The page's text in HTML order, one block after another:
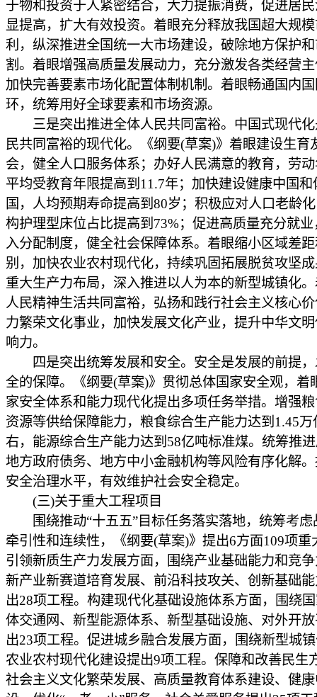
于物和投资于人紧密结合，大力提振消费，促进居
显提高，扩大有效投资。着眼充分释放我国超大规
利，纵深推进全国统一大市场建设，破除地方保护
割。着眼增强高质量发展动力，充分激发各类经营
加快完善要素市场化配置体制机制。着眼畅通国内
环，统筹用好全球要素和市场资源。
三是突出推进全体人民共同富裕。中国式现代化
民共同富裕的现代化。《纲要(草案)》着眼建设生育
会，健全人口服务体系；办好人民满意的教育，劳
平均受教育年限提高到11.7年；加快建设健康中国和
国，人均预期寿命提高到80岁；积极应对人口老龄
构护理型床位占比提高到73%；促进高质量充分就
入分配制度，健全社会保障体系。着眼缩小区域差
别，加快农业农村现代化，持续巩固拓展脱贫攻坚
重大生产力布局，深入推进以人为本的新型城镇化
人民精神生活共同富裕，弘扬和践行社会主义核心
力繁荣文化事业，加快发展文化产业，提升中华文
响力。
四是突出统筹发展和安全。安全是发展的前提，
全的保障。《纲要(草案)》贯彻总体国家安全观，着
家安全体系和能力现代化提出多项任务举措。增强
资源等供给保障能力，粮食综合生产能力达到1.45万
右，能源综合生产能力达到58亿吨标准煤。统筹推
地方政府债务、地方中小金融机构等风险有序化解
安全治理水平，有效维护社会安全稳定。
(三)关于重大工程项目
围绕推动“十五五”目标任务落实落地，统筹考虑
牵引性和连续性，《纲要(草案)》提出6方面109项重
引领新质生产力发展方面，围绕产业基础能力和竞
新产业新赛道培育发展、前沿科技攻关、创新基础
出28项工程。构建现代化基础设施体系方面，围绕
体交通网、新型能源体系、新型基础设施、对外开
出23项工程。促进城乡融合发展方面，围绕新型城
农业农村现代化建设提出9项工程。保障和改善民生
社会主义文化繁荣发展、高质量教育体系建设、健